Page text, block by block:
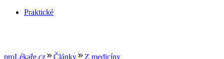
Praktické
proLékaře.cz Články
Z medicíny